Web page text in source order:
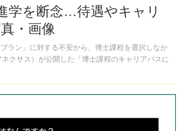
学を断念…待遇やキャリ
・画像
ラン」に対する不安から、博士課程を選択しなか
クサス）が公開した「博士課程のキャリアパスに